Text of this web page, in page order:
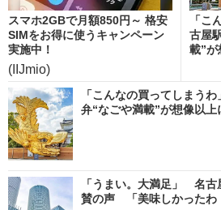
スマホ2GBで月額850円～ 格安
SIMをお得に使うキャンペーン
実施中！
(IIJmio)
「こ
古屋
載”が
「こんなの買ってしまう
弁“なごや満載”が想像以上
「うまい。大満足」 名古
賛の声 「美味しかったわ